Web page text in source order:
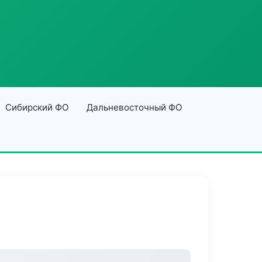
Сибирский ФО Дальневосточный ФО